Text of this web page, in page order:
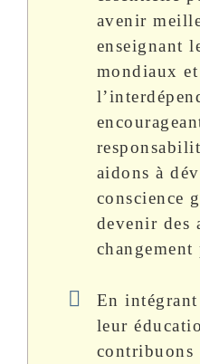
avenir
enseignant
mondiaux et
aidons à
conscience
devenir des
En intégrant
leur
contribuons